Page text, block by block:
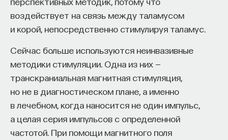
воздействует на связь между таламусом
и корой, непосредственно стимулируя таламус.
Сейчас больше используются неинвазивные
методики стимуляции. Одна из них —
транскраниальная магнитная стимуляция,
но не в диагностическом плане, а именно
в лечебном, когда наносится не один импульс,
а целая серия импульсов с определенной
частотой. При помощи магнитного поля